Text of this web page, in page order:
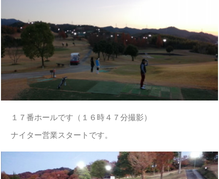
１７番ホールです（１６時４７分撮影）
ナイター営業スタートです。